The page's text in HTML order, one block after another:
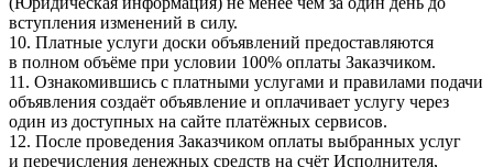
вступления изменений в силу.
10. Платные услуги доски объявлений предоставляются
в полном объёме при условии 100% оплаты Заказчиком.
11. Ознакомившись с платными услугами и правилами подачи
объявления создаёт объявление и оплачивает услугу через
один из доступных на сайте платёжных сервисов.
12. После проведения Заказчиком оплаты выбранных услуг
и перечисления денежных средств на счёт Исполнителя,